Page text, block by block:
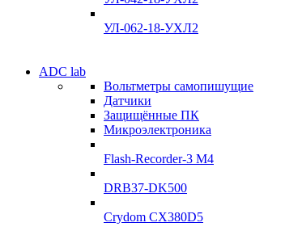
УЛ-062-18-УХЛ2
УЛ-04 УЛ-06
Подробнее
УЛ-04 УЛ-06
Подробнее
ADC lab
Вольтметры самопишущие
Датчики
Защищённые ПК
Микроэлектроника
Flash-Recorder-3 М4
DRB37-DK500
Crydom CX380D5